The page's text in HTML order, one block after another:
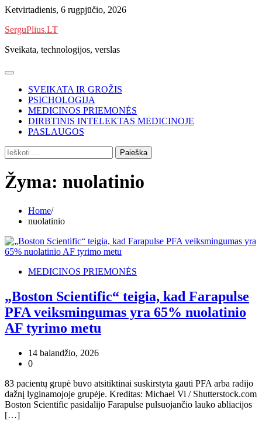
Skip
content
Ketvirtadienis, 6 rugpjūčio, 2026
SerguPlius.LT
Sveikata, technologijos, verslas
SVEIKATA IR GROŽIS
PSICHOLOGIJA
MEDICINOS PRIEMONĖS
DIRBTINIS INTELEKTAS MEDICINOJE
PASLAUGOS
Ieškoti:
Žyma: nuolatinio
Home
nuolatinio
MEDICINOS PRIEMONĖS
„Boston Scientific“ teigia, kad Farapulse
PFA veiksmingumas yra 65% nuolatinio
AF tyrimo metu
14 balandžio, 2026
0
83 pacientų grupė buvo atsitiktinai suskirstyta gauti PFA arba radijo
dažnį lyginamojoje grupėje. Kreditas: Michael Vi / Shutterstock.com
Boston Scientific pasidalijo Farapulse pulsuojančio lauko abliacijos
[…]